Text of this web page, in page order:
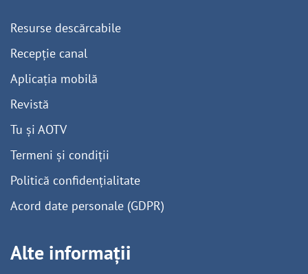
Resurse descărcabile
Recepție canal
Aplicația mobilă
Revistă
Tu și AOTV
Termeni și condiții
Politică confidențialitate
Acord date personale (GDPR)
Alte informații